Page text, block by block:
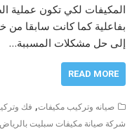
المكيفات لكي تكون عملية
بفاعلية كما كانت سابقا
إلى حل مشكلات المسببة…
READ MORE
صيانه وتركيب مكيفات, فك
شركة صيانة مكيفات سبليت بالرياض